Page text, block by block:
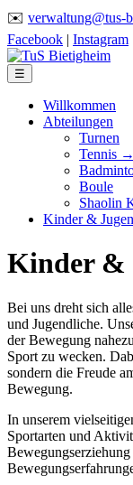
✉️ verwaltung@tus-
Facebook | Instagram
☰
Willkommen
Abteilungen
Turnen
Tennis →
Boule
Shaolin
Kinder &
Kinder &
Bei uns dreht sich
und Jugendliche.
der Bewegung
Sport zu wecken.
sondern die Freude
Bewegung.
In unserem
Sportarten und